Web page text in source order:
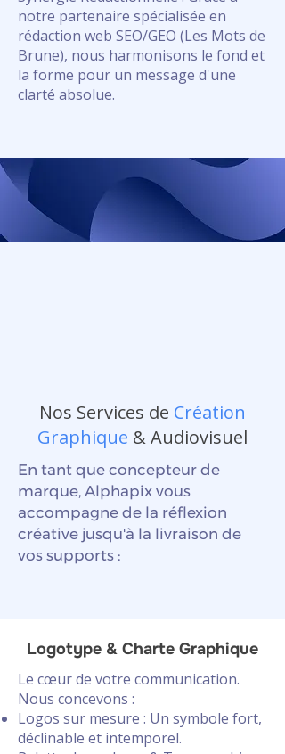
notre partenaire spécialisée en
rédaction web SEO/GEO (Les Mots de
Brune), nous harmonisons le fond et
la forme pour un message d'une
clarté absolue.
Nos Services de Création
Graphique & Audiovisuel
En tant que concepteur de
marque, Alphapix vous
accompagne de la réflexion
créative jusqu'à la livraison de
vos supports :
Logotype & Charte Graphique
Le cœur de votre communication.
Nous concevons :
Logos sur mesure : Un symbole fort,
déclinable et intemporel.